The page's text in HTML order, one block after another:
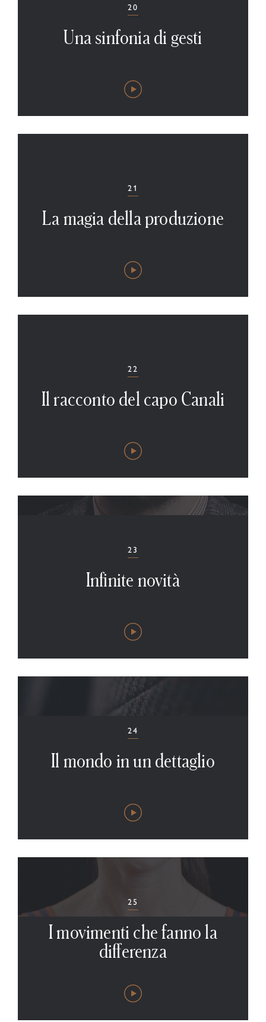
20
Una sinfonia di gesti
21
La magia della produzione
22
Il racconto del capo Canali
23
Infinite novità
24
Il mondo in un dettaglio
25
I movimenti che fanno la
differenza